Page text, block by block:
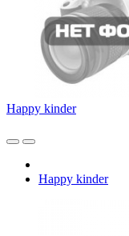
Happy kinder
Happy kinder